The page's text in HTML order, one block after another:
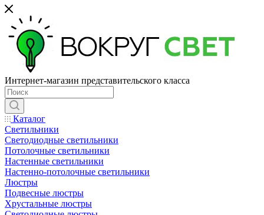
Интернет-магазин представительского класса
Каталог
Светильники
Светодиодные светильники
Потолочные светильники
Настенные светильники
Настенно-потолочные светильники
Люстры
Подвесные люстры
Хрустальные люстры